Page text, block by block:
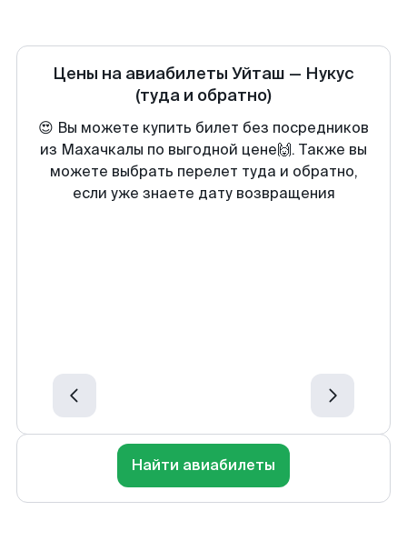
Цены на авиабилеты Уйташ — Нукус
(туда и обратно)
😍 Вы можете купить билет без посредников
из Махачкалы по выгодной цене🙌. Также вы
можете выбрать перелет туда и обратно,
если уже знаете дату возвращения
Найти авиабилеты